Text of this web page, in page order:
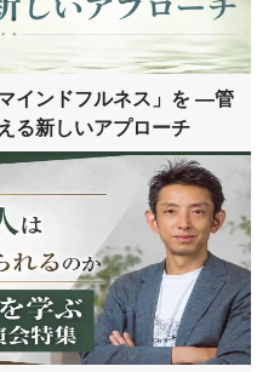
インドフルネス」を ―管
る新しいアプローチ